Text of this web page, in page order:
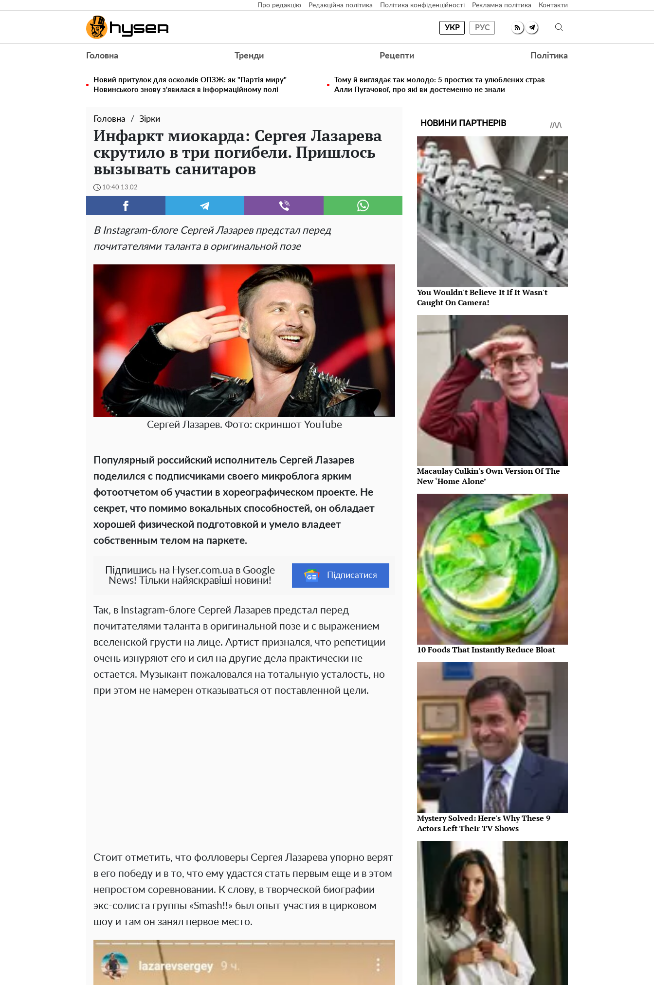
Про редакцію Редакційна політика Політика конфіденційності Рекламна політика Контакти
УКР РУС
Головна Тренди Рецепти Політика
Новий притулок для осколків ОПЗЖ: як "Партія миру"
Новинського знову з'явилася в інформаційному полі
Тому й виглядає так молодо: 5 простих та улюблених страв
Алли Пугачової, про які ви достеменно не знали
Головна Зірки
Инфаркт миокарда: Сергея Лазарева
скрутило в три погибели. Пришлось
вызывать санитаров
10:40 13.02
В Instagram-блоге Сергей Лазарев предстал перед
почитателями таланта в оригинальной позе
Сергей Лазарев. Фото: скриншот YouTube
Популярный российский исполнитель Сергей Лазарев
поделился с подписчиками своего микроблога ярким
фотоотчетом об участии в хореографическом проекте. Не
секрет, что помимо вокальных способностей, он обладает
хорошей физической подготовкой и умело владеет
собственным телом на паркете.
Підпишись на Hyser.com.ua в Google
News! Тільки найяскравіші новини!
Підписатися
Так, в Instagram-блоге Сергей Лазарев предстал перед
почитателями таланта в оригинальной позе и с выражением
вселенской грусти на лице. Артист признался, что репетиции
очень изнуряют его и сил на другие дела практически не
остается. Музыкант пожаловался на тотальную усталость, но
при этом не намерен отказываться от поставленной цели.
Стоит отметить, что фолловеры Сергея Лазарева упорно верят
в его победу и в то, что ему удастся стать первым еще и в этом
непростом соревновании. К слову, в творческой биографии
экс-солиста группы «Smash!!» был опыт участия в цирковом
шоу и там он занял первое место.
НОВИНИ ПАРТНЕРІВ
You Wouldn't Believe It If It Wasn't
Caught On Camera!
Macaulay Culkin's Own Version Of The
New ‘Home Alone’
10 Foods That Instantly Reduce Bloat
Mystery Solved: Here's Why These 9
Actors Left Their TV Shows